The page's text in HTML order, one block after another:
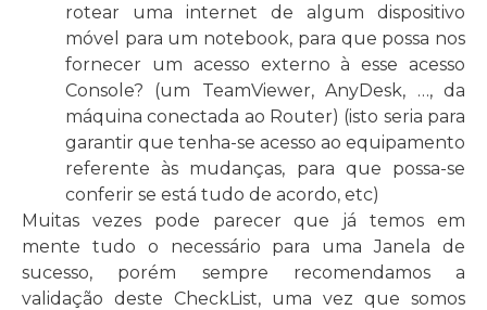
rotear uma internet de algum dispositivo
móvel para um notebook, para que possa nos
fornecer um acesso externo à esse acesso
Console? (um TeamViewer, AnyDesk, …, da
máquina conectada ao Router) (isto seria para
garantir que tenha-se acesso ao equipamento
referente às mudanças, para que possa-se
conferir se está tudo de acordo, etc)
Muitas vezes pode parecer que já temos em
mente tudo o necessário para uma Janela de
sucesso, porém sempre recomendamos a
validação deste CheckList, uma vez que somos